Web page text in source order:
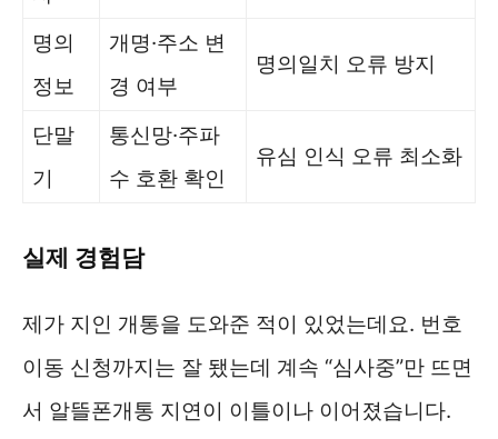
명의
정보
개명·주소 변
경 여부
명의일치 오류 방지
단말
기
통신망·주파
수 호환 확인
유심 인식 오류 최소화
실제 경험담
제가 지인 개통을 도와준 적이 있었는데요. 번호
이동 신청까지는 잘 됐는데 계속 “심사중”만 뜨면
서 알뜰폰개통 지연이 이틀이나 이어졌습니다.